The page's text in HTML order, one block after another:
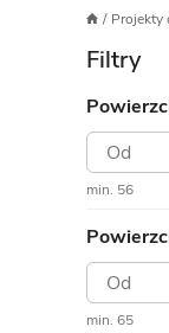
Projekty
Filtry
min. 56
min. 65